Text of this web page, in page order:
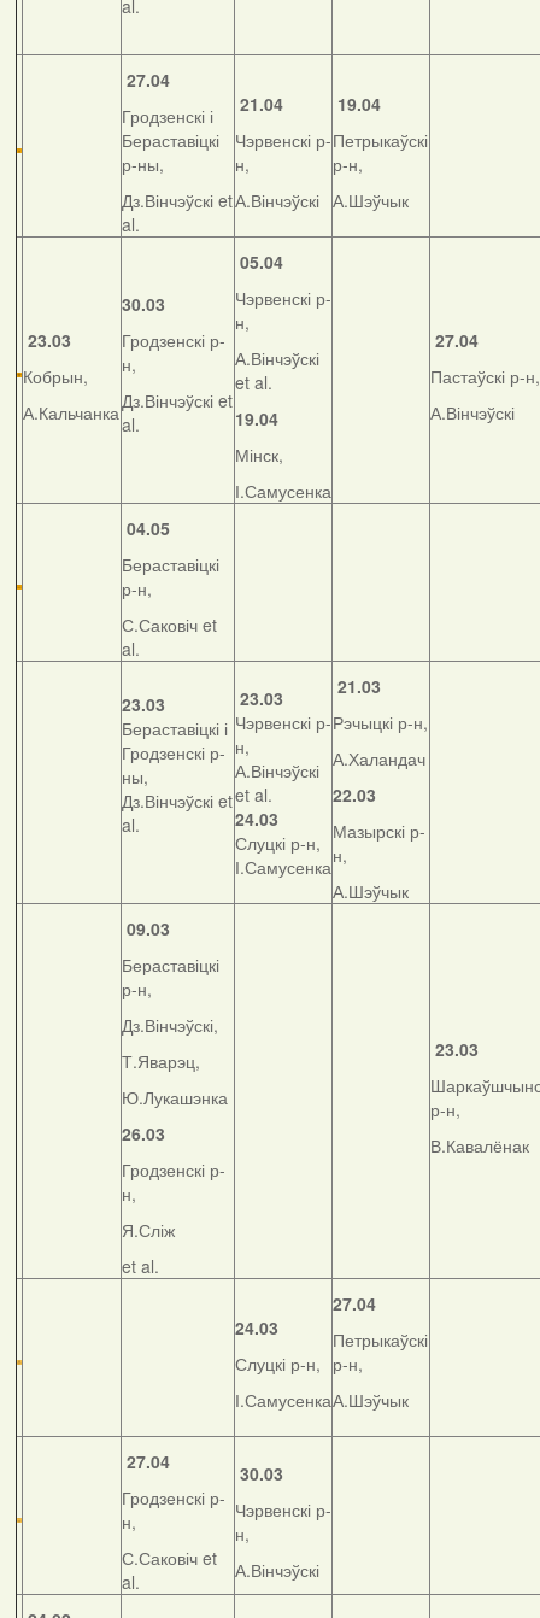
al.
27.04
Гродзенскі і
Бераставіцкі
р-ны,
Дз.Вінчэўскі et
al.
21.04
Чэрвенскі р-
н,
А.Вінчэўскі
19.04
Петрыкаўскі
р-н,
А.Шэўчык
23.03
Кобрын,
А.Кальчанка
30.03
Гродзенскі р-
н,
Дз.Вінчэўскі et
al.
05.04
Чэрвенскі р-
н,
А.Вінчэўскі
et al.
19.04
Мінск,
І.Самусенка
27.04
Пастаўскі р-н,
А.Вінчэўскі
04.05
Бераставіцкі
р-н,
С.Саковіч et
al.
23.03
Бераставіцкі і
Гродзенскі р-
ны,
Дз.Вінчэўскі et
al.
23.03
Чэрвенскі р-
н,
А.Вінчэўскі
et al.
24.03
Слуцкі р-н,
І.Самусенка
21.03
Рэчыцкі р-н,
А.Халандач
22.03
Мазырскі р-
н,
А.Шэўчык
09.03
Бераставіцкі
р-н,
Дз.Вінчэўскі,
Т.Яварэц,
Ю.Лукашэнка
26.03
Гродзенскі р-
н,
Я.Сліж
et al.
23.03
р-н,
В.Кавалёнак
24.03
Слуцкі р-н,
І.Самусенка
27.04
Петрыкаўскі
р-н,
А.Шэўчык
27.04
Гродзенскі р-
н,
С.Саковіч et
al.
30.03
Чэрвенскі р-
н,
А.Вінчэўскі